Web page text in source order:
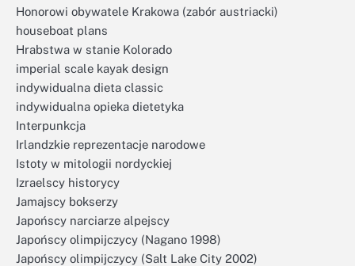
Honorowi obywatele Krakowa (zabór austriacki)
houseboat plans
Hrabstwa w stanie Kolorado
imperial scale kayak design
indywidualna dieta classic
indywidualna opieka dietetyka
Interpunkcja
Irlandzkie reprezentacje narodowe
Istoty w mitologii nordyckiej
Izraelscy historycy
Jamajscy bokserzy
Japońscy narciarze alpejscy
Japońscy olimpijczycy (Nagano 1998)
Japońscy olimpijczycy (Salt Lake City 2002)